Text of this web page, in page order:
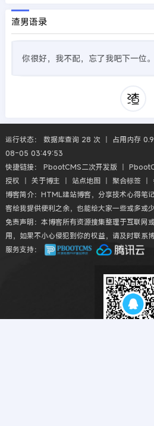
渣男语录
你很好，我不配，忘了我吧下一位。
运行状态： 数据库查询 28 次 丨 占用内存
08-05 03:49:53
快捷链接： PbootCMS二次开发版丨
授权 丨 关于博主 丨 站点地图丨 聚合标签丨
博客简介：HTML建站博客，分享技术心得笔
客给我提供便利之余，也能给大家一些或多或少
免责声明：本博客所有资源搜集整理于互联网
用，如果不小心侵犯到你的权益，请及时联系
服务支持：